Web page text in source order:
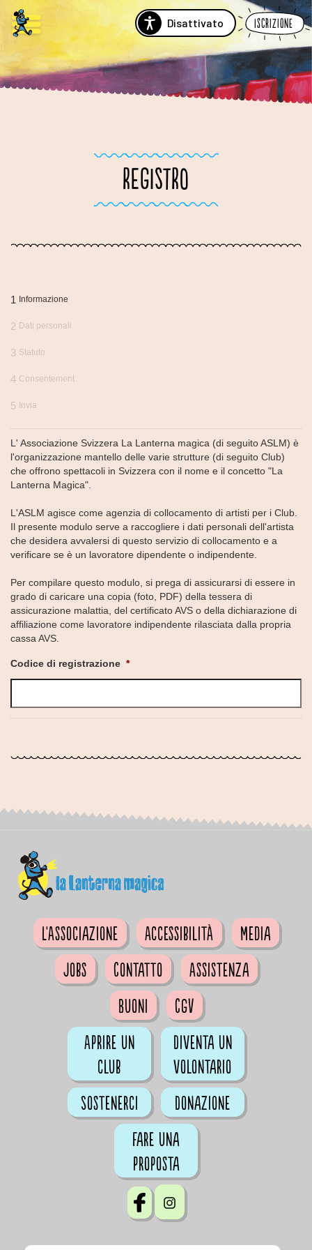
Disattivato Iscrizione
REGISTRO
1 Informazione
2 Dati personali
3 Statuto
4 Consentement
5 Invia
L' Associazione Svizzera La Lanterna magica (di seguito ASLM) è
l'organizzazione mantello delle varie strutture (di seguito Club)
che offrono spettacoli in Svizzera con il nome e il concetto "La
Lanterna Magica".
L'ASLM agisce come agenzia di collocamento di artisti per i Club.
Il presente modulo serve a raccogliere i dati personali dell'artista
che desidera avvalersi di questo servizio di collocamento e a
verificare se è un lavoratore dipendente o indipendente.
Per compilare questo modulo, si prega di assicurarsi di essere in
grado di caricare una copia (foto, PDF) della tessera di
assicurazione malattia, del certificato AVS o della dichiarazione di
affiliazione come lavoratore indipendente rilasciata dalla propria
cassa AVS.
Codice di registrazione *
L'Associazione Accessibilità
Media
Jobs
Contatto
Assistenza
Buoni
CGV
Aprire un
club
Diventa un
volontario
Sostenerci
Donazione
Fare una
proposta